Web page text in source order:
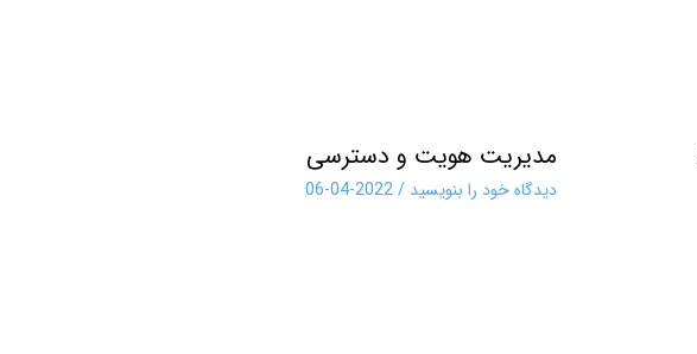
مدیریت هویت و دسترسی
دیدگاه‌ خود را بنویسید /
2022-04-06